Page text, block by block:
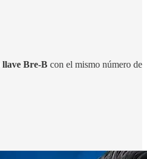
llave Bre-B con el mismo número de